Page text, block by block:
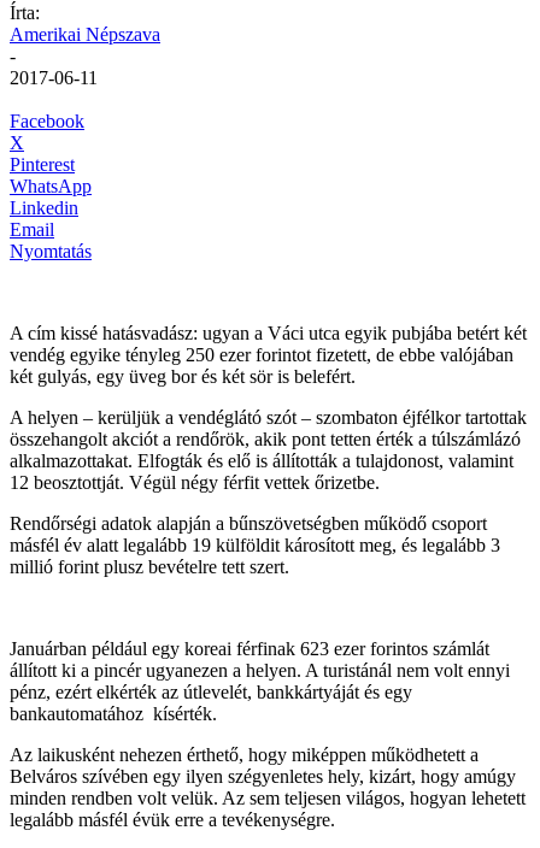
Írta:
Amerikai Népszava
-
2017-06-11
Facebook
X
Pinterest
WhatsApp
Linkedin
Email
Nyomtatás
A cím kissé hatásvadász: ugyan a Váci utca egyik pubjába betért két
vendég egyike tényleg 250 ezer forintot fizetett, de ebbe valójában
két gulyás, egy üveg bor és két sör is belefért.
A helyen – kerüljük a vendéglátó szót – szombaton éjfélkor tartottak
összehangolt akciót a rendőrök, akik pont tetten érték a túlszámlázó
alkalmazottakat. Elfogták és elő is állították a tulajdonost, valamint
12 beosztottját. Végül négy férfit vettek őrizetbe.
Rendőrségi adatok alapján a bűnszövetségben működő csoport
másfél év alatt legalább 19 külföldit károsított meg, és legalább 3
millió forint plusz bevételre tett szert.
Januárban például egy koreai férfinak 623 ezer forintos számlát
állított ki a pincér ugyanezen a helyen. A turistánál nem volt ennyi
pénz, ezért elkérték az útlevelét, bankkártyáját és egy
bankautomatához kísérték.
Az laikusként nehezen érthető, hogy miképpen működhetett a
Belváros szívében egy ilyen szégyenletes hely, kizárt, hogy amúgy
minden rendben volt velük. Az sem teljesen világos, hogyan lehetett
legalább másfél évük erre a tevékenységre.